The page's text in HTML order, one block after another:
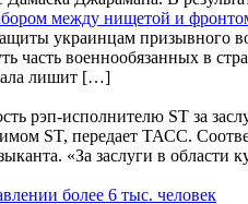
между нищетой и
украинцам призывного
часть военнообязанных в
лишит […]
рэп-исполнителю ST за
ST, передает ТАСС.
«За заслуги в области
более 6 тыс. человек